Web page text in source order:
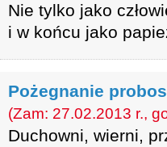
Nie tylko jako
i w końcu jako
Pożegnanie
(Zam: 27.02.2013 r.,
Duchowni, wierni,